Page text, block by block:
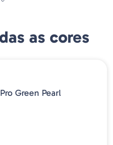
as cores
Green Pearl